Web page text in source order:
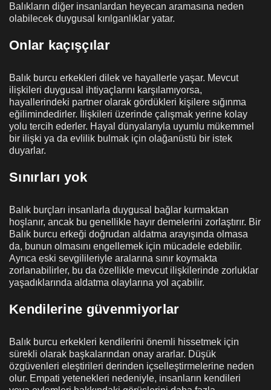
Balıkların diğer insanlardan heyecan aramasına neden
olabilecek duygusal kırılganlıklar yatar.
Onlar kaçışçılar
Balık burcu erkekleri dilek ve hayallerle yaşar. Mevcut
ilişkileri duygusal ihtiyaçlarını karşılamıyorsa,
hayallerindeki partner olarak gördükleri kişilere sığınma
eğilimindedirler. İlişkileri üzerinde çalışmak yerine kolay
yolu tercih ederler. Hayal dünyalarıyla uyumlu mükemmel
bir ilişki ya da evlilik bulmak için olağanüstü bir istek
duyarlar.
Sınırları yok
Balık burçları insanlarla duygusal bağlar kurmaktan
hoşlanır, ancak bu genellikle hayır demelerini zorlaştırır. Bir
Balık burcu erkeği doğrudan aldatma arayışında olmasa
da, bunun olmasını engellemek için mücadele edebilir.
Ayrıca eski sevgilileriyle aralarına sınır koymakta
zorlanabilirler, bu da özellikle mevcut ilişkilerinde zorluklar
yaşadıklarında aldatma olaylarına yol açabilir.
Kendilerine güvenmiyorlar
Balık burcu erkekleri kendilerini önemli hissetmek için
sürekli olarak başkalarından onay ararlar. Düşük
özgüvenleri eleştirileri derinden içselleştirmelerine neden
olur. Empati yetenekleri nedeniyle, insanların kendileri